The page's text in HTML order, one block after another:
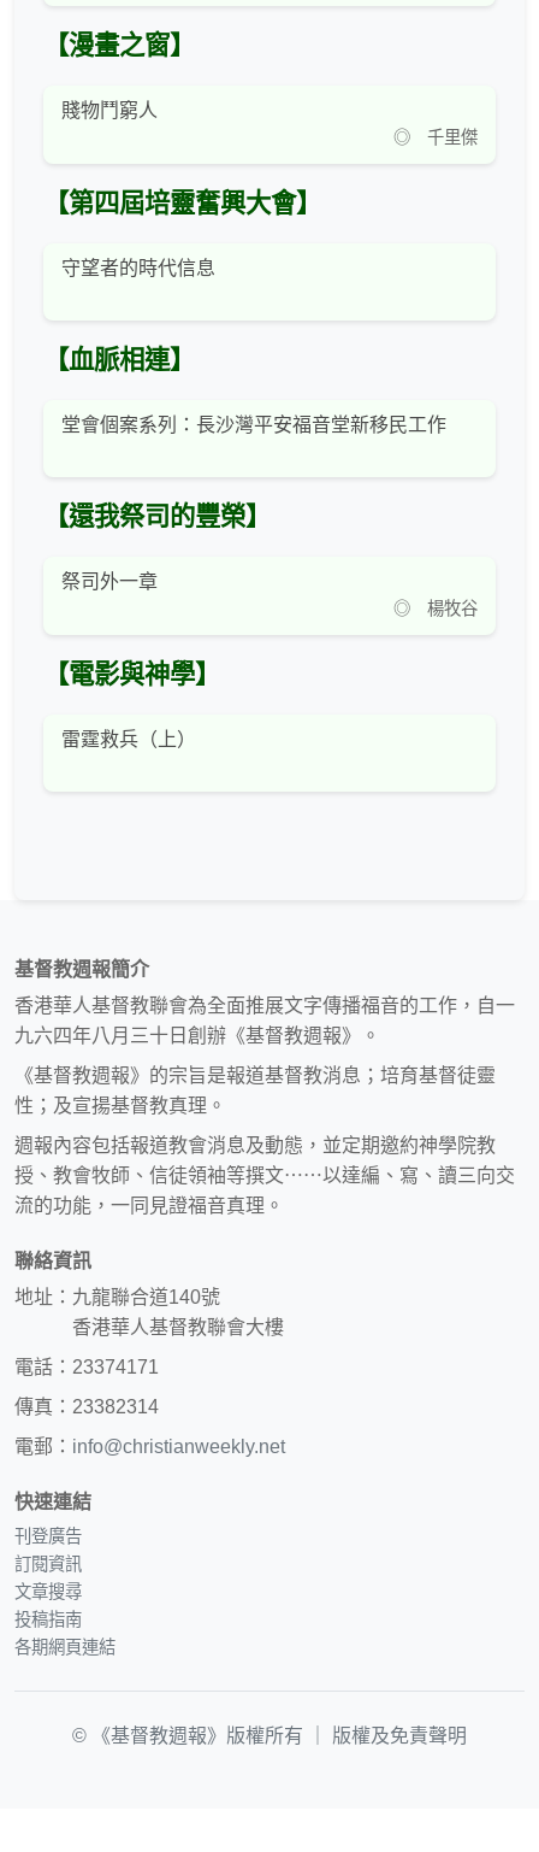
【漫畫之窗】
賤物鬥窮人
◎ 千里傑
【第四屆培靈奮興大會】
守望者的時代信息
【血脈相連】
堂會個案系列：長沙灣平安福音堂新移民工作
【還我祭司的豐榮】
祭司外一章
◎ 楊牧谷
【電影與神學】
雷霆救兵（上）
基督教週報簡介
香港華人基督教聯會為全面推展文字傳播福音的工作，自一
九六四年八月三十日創辦《基督教週報》。
《基督教週報》的宗旨是報道基督教消息；培育基督徒靈
性；及宣揚基督教真理。
週報內容包括報道教會消息及動態，並定期邀約神學院教
授、教會牧師、信徒領袖等撰文⋯⋯以達編、寫、讀三向交
流的功能，一同見證福音真理。
聯絡資訊
地址：九龍聯合道140號
香港華人基督教聯會大樓
電話：23374171
傳真：23382314
電郵： info@christianweekly.net
快速連結
刊登廣告
訂閱資訊
文章搜尋
投稿指南
各期網頁連結
© 《基督教週報》版權所有 ｜ 版權及免責聲明